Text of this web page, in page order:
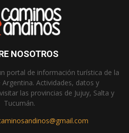
NOSOTROS
portal de información turística de la
Actividades, datos y
las provincias de Jujuy, Salta y
Tucumán.